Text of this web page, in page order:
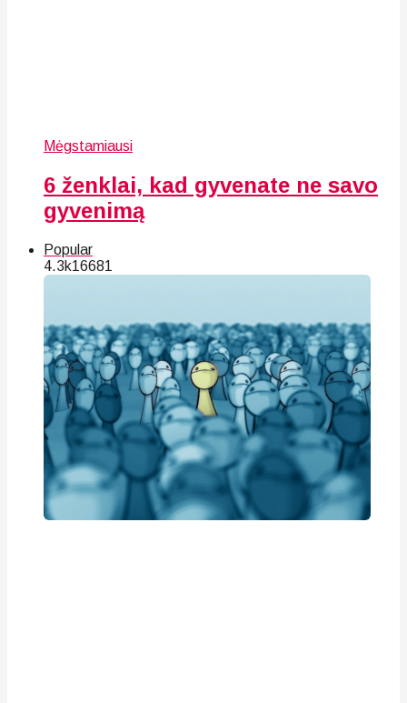
Mėgstamiausi
6 ženklai, kad gyvenate ne savo
gyvenimą
Popular
4.3k16681